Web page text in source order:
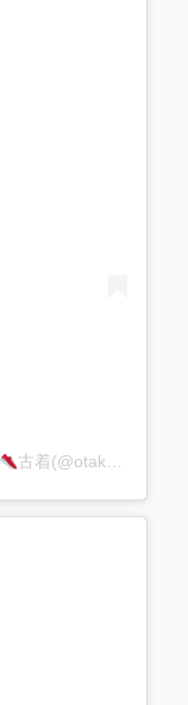
古着(@otakarashibata1113)がシェアした投稿